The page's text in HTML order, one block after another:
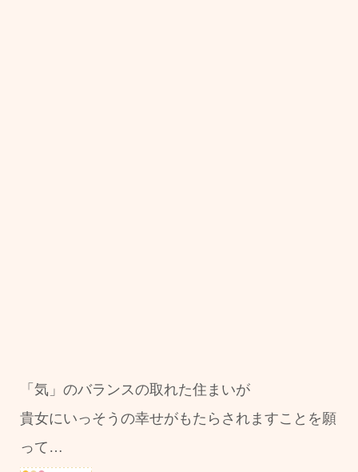
「気」のバランスの取れた住まいが
貴女にいっそうの幸せがもたらされますことを願
って…